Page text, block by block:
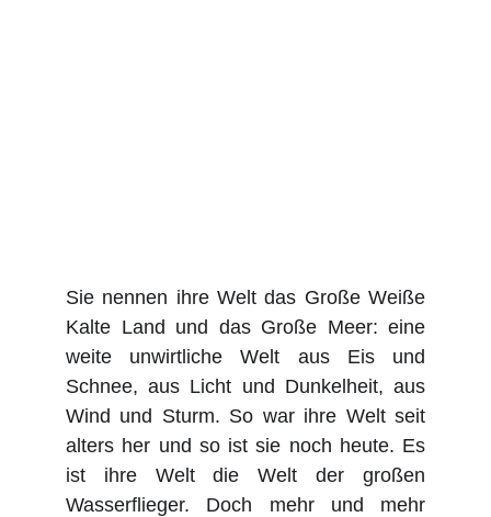
Sie nennen ihre Welt das Große Weiße
Kalte Land und das Große Meer: eine
weite unwirtliche Welt aus Eis und
Schnee, aus Licht und Dunkelheit, aus
Wind und Sturm. So war ihre Welt seit
alters her und so ist sie noch heute. Es
ist ihre Welt die Welt der großen
Wasserflieger. Doch mehr und mehr